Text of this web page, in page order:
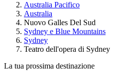
Australia Pacifico
Australia
Nuovo Galles Del Sud
Sydney e Blue Mountains
Sydney
Teatro dell'opera di Sydney
La tua prossima destinazione